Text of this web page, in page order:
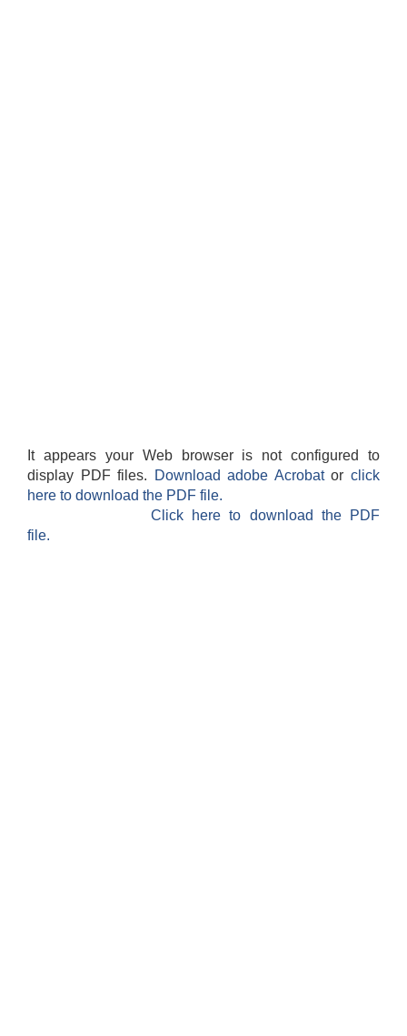
It appears your Web browser is not configured to
display PDF files.
Download adobe Acrobatorclick
here to download the PDF file.
Click here to download the PDF
file.